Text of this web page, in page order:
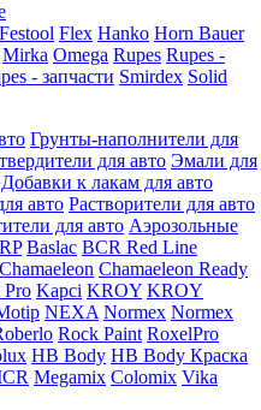
Festool Flex Hanko Horn Bauer
Mirka Omega Rupes Rupes -
- запчасти Smirdex Solid
Грунты-наполнители для
для авто Эмали для
Добавки к лакам для авто
авто Растворители для авто
для авто Аэрозольные
Baslac BCR Red Line
Chamaeleon Chamaeleon Ready
Pro Kapci KROY KROY
NEXA Normex Normex
Rock Paint RoxelPro
HB Body HB Body Краска
Megamix Colomix Vika